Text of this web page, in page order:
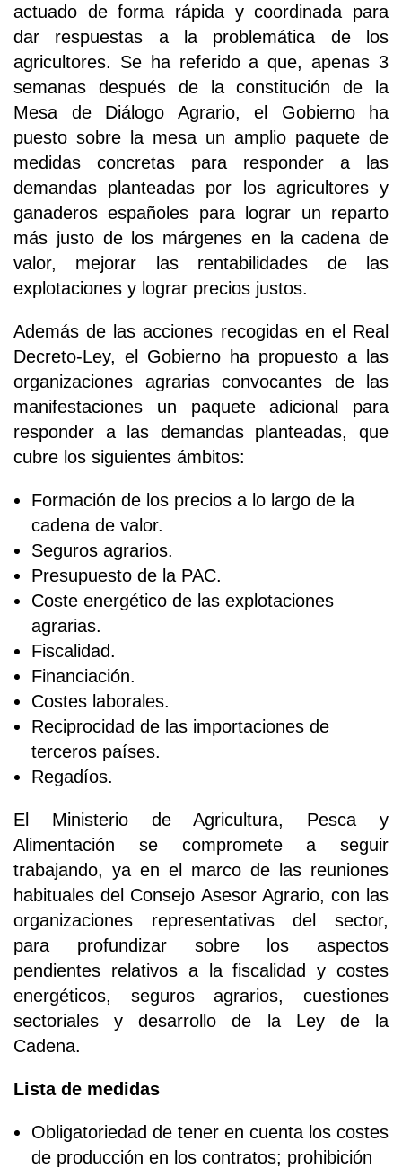
actuado de forma rápida y coordinada para
dar respuestas a la problemática de los
agricultores. Se ha referido a que, apenas 3
semanas después de la constitución de la
Mesa de Diálogo Agrario, el Gobierno ha
puesto sobre la mesa un amplio paquete de
medidas concretas para responder a las
demandas planteadas por los agricultores y
ganaderos españoles para lograr un reparto
más justo de los márgenes en la cadena de
valor, mejorar las rentabilidades de las
explotaciones y lograr precios justos.
Además de las acciones recogidas en el Real
Decreto-Ley, el Gobierno ha propuesto a las
organizaciones agrarias convocantes de las
manifestaciones un paquete adicional para
responder a las demandas planteadas, que
cubre los siguientes ámbitos:
Formación de los precios a lo largo de la
cadena de valor.
Seguros agrarios.
Presupuesto de la PAC.
Coste energético de las explotaciones
agrarias.
Fiscalidad.
Financiación.
Costes laborales.
Reciprocidad de las importaciones de
terceros países.
Regadíos.
El Ministerio de Agricultura, Pesca y
Alimentación se compromete a seguir
trabajando, ya en el marco de las reuniones
habituales del Consejo Asesor Agrario, con las
organizaciones representativas del sector,
para profundizar sobre los aspectos
pendientes relativos a la fiscalidad y costes
energéticos, seguros agrarios, cuestiones
sectoriales y desarrollo de la Ley de la
Cadena.
Lista de medidas
Obligatoriedad de tener en cuenta los costes
de producción en los contratos; prohibición